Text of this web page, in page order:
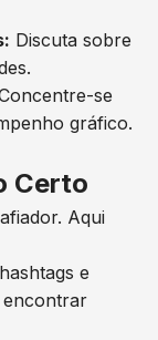
Discuta sobre
se
gráfico.
Certo
Aqui
e
encontrar